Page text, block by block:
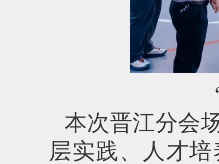
本次晋江分会
层实践、人才